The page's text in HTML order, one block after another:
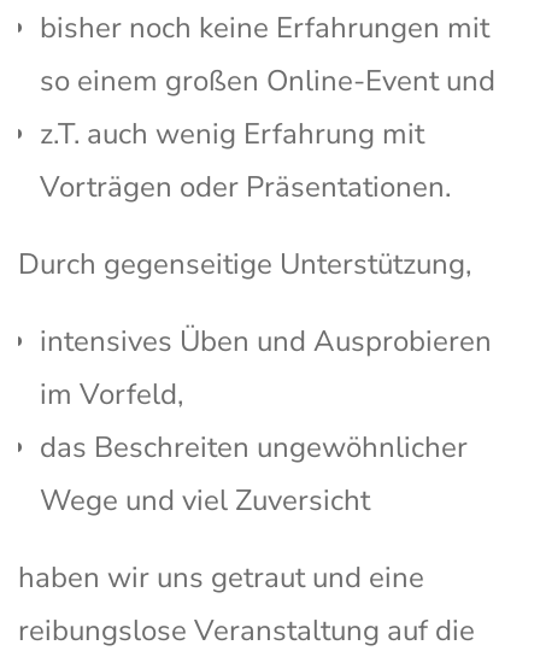
bisher noch keine Erfahrungen mit
so einem großen Online-Event und
z.T. auch wenig Erfahrung mit
Vorträgen oder Präsentationen.
Durch gegenseitige Unterstützung,
intensives Üben und Ausprobieren
im Vorfeld,
das Beschreiten ungewöhnlicher
Wege und viel Zuversicht
haben wir uns getraut und eine
reibungslose Veranstaltung auf die